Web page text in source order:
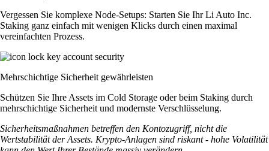
Vergessen Sie komplexe Node-Setups: Starten Sie Ihr Li Auto Inc.
Staking ganz einfach mit wenigen Klicks durch einen maximal
vereinfachten Prozess.
Mehrschichtige Sicherheit gewährleisten
Schützen Sie Ihre Assets im Cold Storage oder beim Staking durch
mehrschichtige Sicherheit und modernste Verschlüsselung.
Sicherheitsmaßnahmen betreffen den Kontozugriff, nicht die
Wertstabilität der Assets. Krypto-Anlagen sind riskant - hohe Volatilität